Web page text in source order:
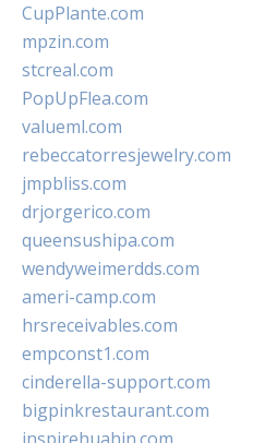
CupPlante.com
mpzin.com
stcreal.com
PopUpFlea.com
valueml.com
rebeccatorresjewelry.com
jmpbliss.com
drjorgerico.com
queensushipa.com
wendyweimerdds.com
ameri-camp.com
hrsreceivables.com
empconst1.com
cinderella-support.com
bigpinkrestaurant.com